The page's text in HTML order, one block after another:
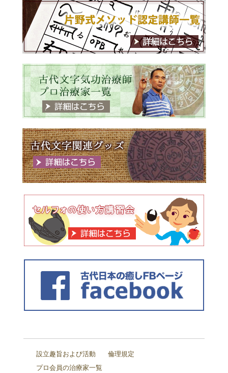
設立趣旨および活動
倫理規定
プロ会員の治療家一覧